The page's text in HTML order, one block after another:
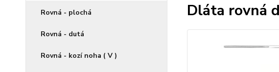
Rovná - plochá
Rovná - dutá
Rovná - kozí noha ( V )
Dláta rovná